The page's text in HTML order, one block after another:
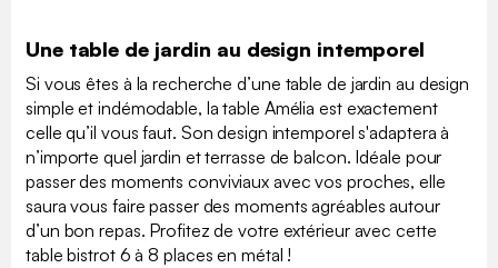
Une table de jardin au design intemporel
Si vous êtes à la recherche d’une table de jardin au design
simple et indémodable, la table Amélia est exactement
celle qu’il vous faut. Son design intemporel s'adaptera à
n’importe quel jardin et terrasse de balcon. Idéale pour
passer des moments conviviaux avec vos proches, elle
saura vous faire passer des moments agréables autour
d’un bon repas. Profitez de votre extérieur avec cette
table bistrot 6 à 8 places en métal !